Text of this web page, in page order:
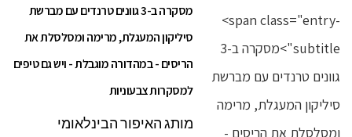
מסקרה ב-3 גוונים טרנדים עם מברשת
סיליקון המעגלת, מרימה ומסלסלת את
הריסים - במהדורה מוגבלת - ויש גם טיפים
למסקרות צבעוניות
מותג האיפור הבינלאומי